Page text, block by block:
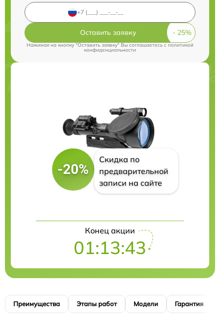
Оставить заявку
Нажимая на кнопку "Оставить заявку" Вы соглашаетесь cполитикой
конфиденциальности
-20%
Скидка по
предварительной
записи на сайте
Конец акции
01:13:42
Преимущества Этапы работ Модели Гарантия